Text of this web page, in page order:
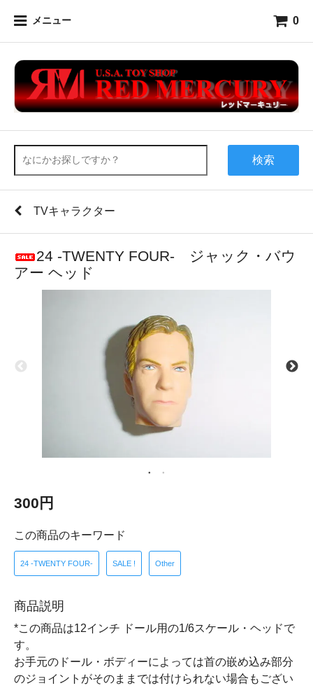
メニュー 0
検索
TVキャラクター
24 -TWENTY FOUR- ジャック・バウ
アー ヘッド
300円
この商品のキーワード
24 -TWENTY FOUR- SALE ! Other
商品説明
*この商品は12インチ ドール用の1/6スケール・ヘッドで
す。
お手元のドール・ボディーによっては首の嵌め込み部分
のジョイントがそのままでは付けられない場合もござい